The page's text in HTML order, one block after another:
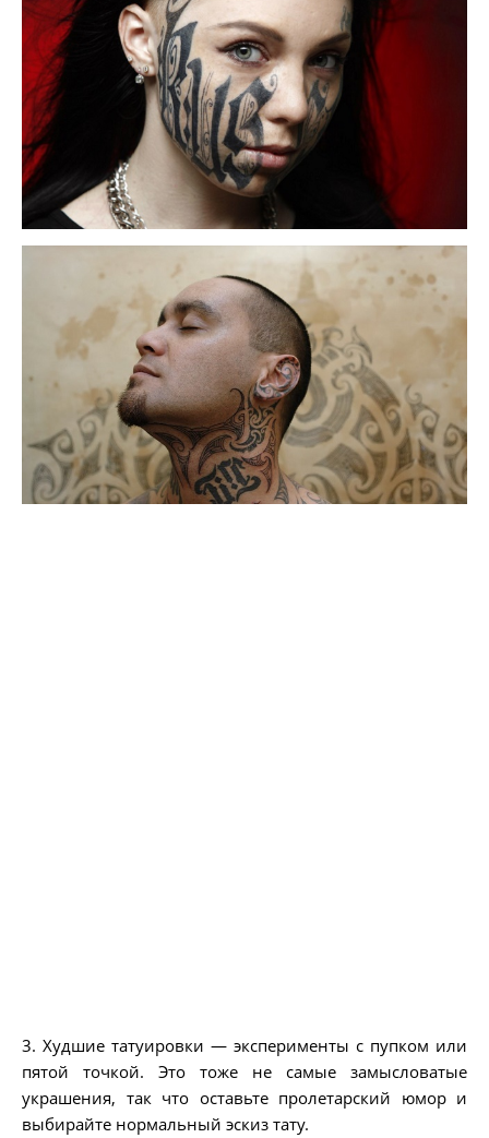
3. Худшие татуировки — эксперименты с пупком или
пятой точкой. Это тоже не самые замысловатые
украшения, так что оставьте пролетарский юмор и
выбирайте нормальный эскиз тату.